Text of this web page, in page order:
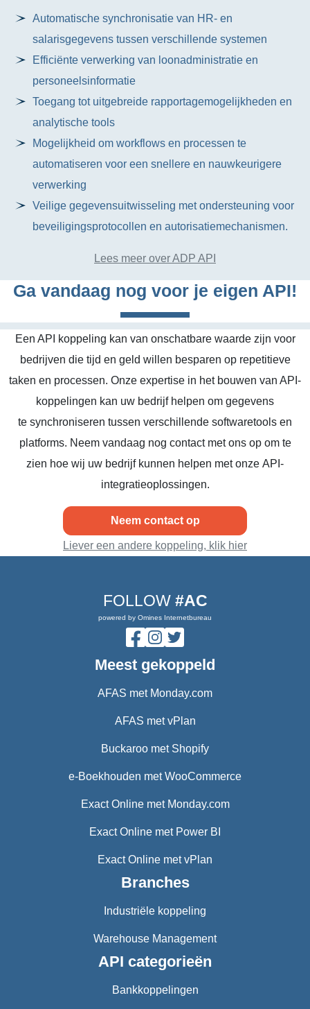
Automatische synchronisatie van HR- en
salarisgegevens tussen verschillende systemen
Efficiënte verwerking van loonadministratie en
personeelsinformatie
Toegang tot uitgebreide rapportagemogelijkheden en
analytische tools
Mogelijkheid om workflows en processen te
automatiseren voor een snellere en nauwkeurigere
verwerking
Veilige gegevensuitwisseling met ondersteuning voor
beveiligingsprotocollen en autorisatiemechanismen.
Lees meer over ADP API
Ga vandaag nog voor je eigen API!
Een API koppeling kan van onschatbare waarde zijn voor
bedrijven die tijd en geld willen besparen op repetitieve
taken en processen. Onze expertise in het bouwen van API-
koppelingen kan uw bedrijf helpen om gegevens
te synchroniseren tussen verschillende softwaretools en
platforms. Neem vandaag nog contact met ons op om te
zien hoe wij uw bedrijf kunnen helpen met onze API-
integratieoplossingen.
Neem contact op
Liever een andere koppeling, klik hier
FOLLOW #AC
powered by Omines Internetbureau
Meest gekoppeld
AFAS met Monday.com
AFAS met vPlan
Buckaroo met Shopify
e-Boekhouden met WooCommerce
Exact Online met Monday.com
Exact Online met Power BI
Exact Online met vPlan
Branches
Industriële koppeling
Warehouse Management
API categorieën
Bankkoppelingen